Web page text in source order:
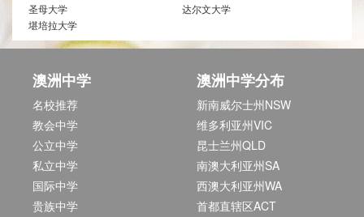
圣母大学
达尔文大学
堪培拉大学
澳洲中学
名校推荐
教会中学
公立中学
私立中学
国际中学
贵族中学
澳洲中学分布
新南威尔士州NSW
维多利亚州VIC
昆士兰州QLD
南澳大利亚州SA
西澳大利亚州WA
首都直辖区ACT